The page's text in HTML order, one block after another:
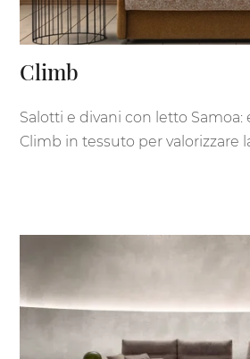
Climb
Salotti e divani con letto Samoa:
Climb in tessuto per valorizzare